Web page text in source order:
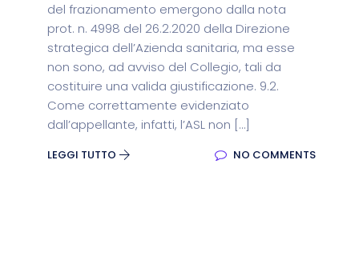
del frazionamento emergono dalla nota
prot. n. 4998 del 26.2.2020 della Direzione
strategica dell’Azienda sanitaria, ma esse
non sono, ad avviso del Collegio, tali da
costituire una valida giustificazione. 9.2.
Come correttamente evidenziato
dall’appellante, infatti, l’ASL non […]
LEGGI TUTTO NO COMMENTS